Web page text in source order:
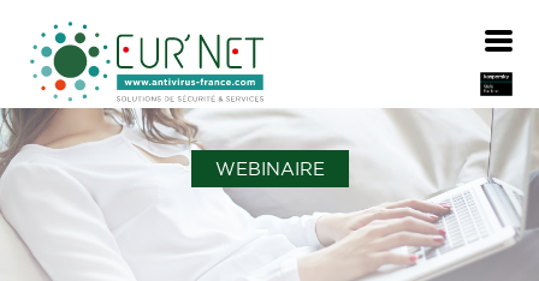
WEBINAIRE